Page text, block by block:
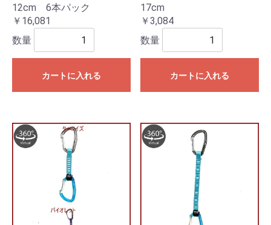
12cm 6本パック
￥16,081
数量
カートに入れる
17cm
￥3,084
数量
カートに入れる